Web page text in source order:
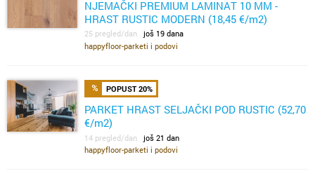
NJEMAČKI PREMIUM LAMINAT 10 MM -
HRAST RUSTIC MODERN (18,45 €/m2)
25 pregled/dan još 19 dana
happyfloor-parketi i podovi
POPUST 20%
PARKET HRAST SELJAČKI POD RUSTIC (52,70
€/m2)
14 pregled/dan još 21 dan
happyfloor-parketi i podovi